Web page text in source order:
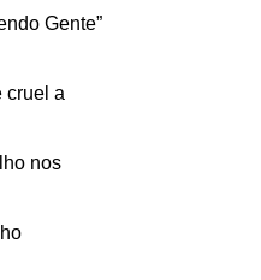
Gente”
cruel a
nos